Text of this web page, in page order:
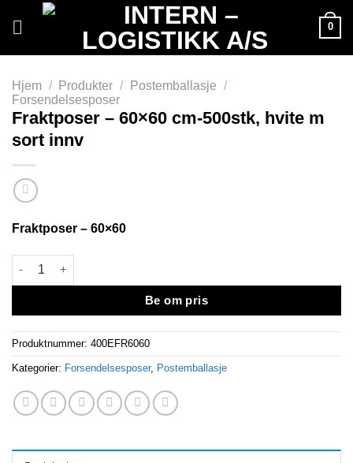
0
Hjem / Produkter / Postemballasje /
Forsendelsesposer
Fraktposer – 60×60 cm-500stk, hvite m
sort innv
Fraktposer – 60×60
Fraktposer - 60x60 cm-500stk, hvite m sort innv antall
Be om pris
Produktnummer: 400EFR6060
Kategorier: Forsendelsesposer, Postemballasje